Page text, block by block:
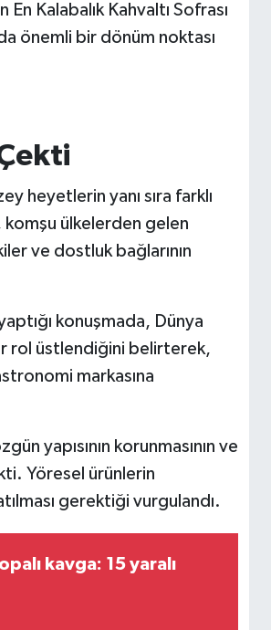
En Kalabalık Kahvaltı Sofrası
önemli bir dönüm noktası
heyetlerin yanı sıra farklı
komşu ülkelerden gelen
ve dostluk bağlarının
konuşmada, Dünya
bir rol üstlendiğini belirterek,
markasına
yapısının korunmasının ve
Yöresel ürünlerin
gerektiği vurgulandı.
kavga: 15 yaralı